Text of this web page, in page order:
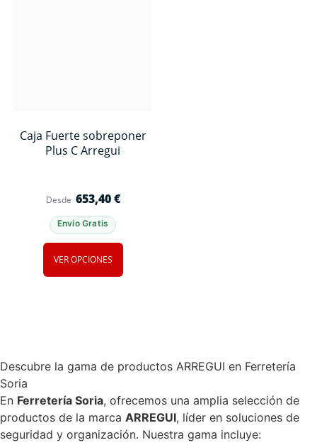
Caja Fuerte sobreponer
Plus C Arregui
Desde 653,40€
Envío Gratis
VER OPCIONES
Descubre la gama de productos ARREGUI en Ferretería
Soria
En Ferretería Soria, ofrecemos una amplia selección de
productos de la marca ARREGUI, líder en soluciones de
seguridad y organización. Nuestra gama incluye: